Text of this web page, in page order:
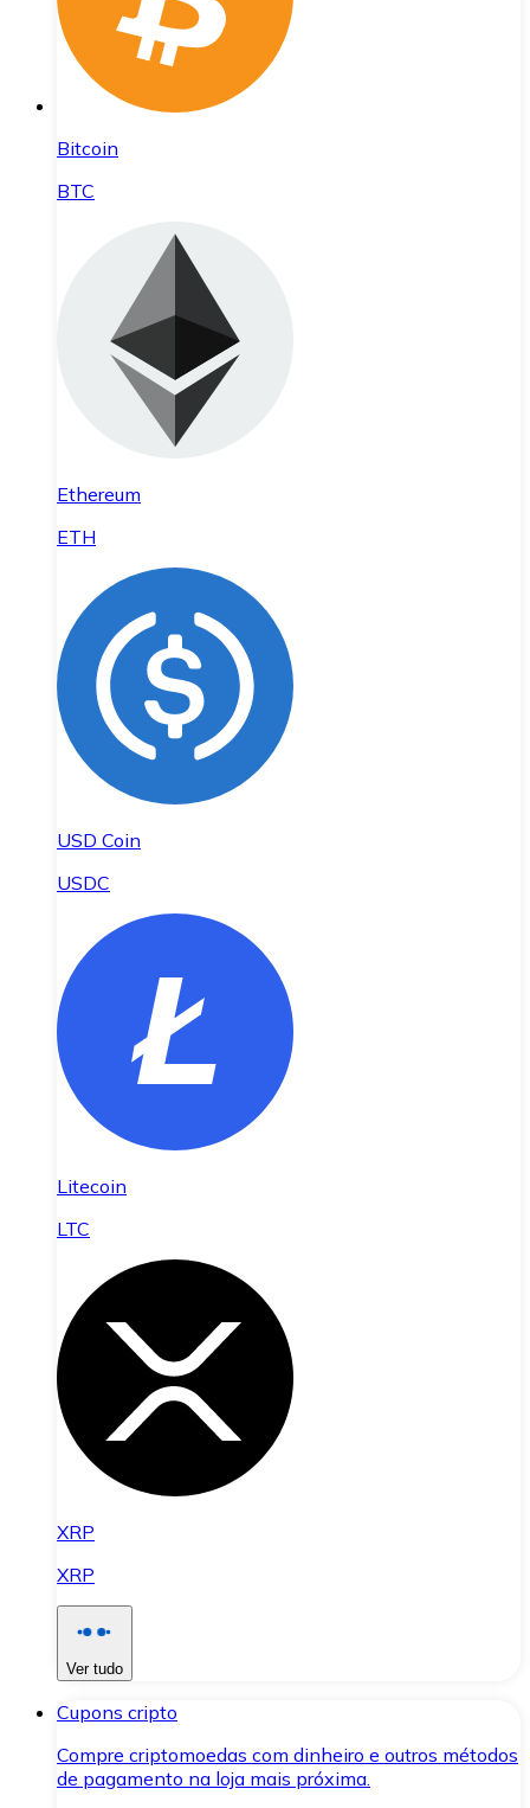
Bitcoin
BTC
Ethereum
ETH
USD Coin
USDC
Litecoin
LTC
XRP
XRP
Ver tudo
Cupons cripto
Compre criptomoedas com dinheiro e outros métodos
de pagamento na loja mais próxima.